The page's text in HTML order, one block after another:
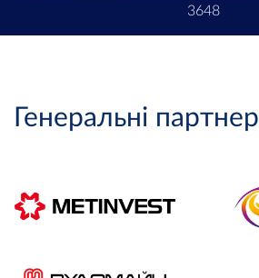
3648
Генеральні